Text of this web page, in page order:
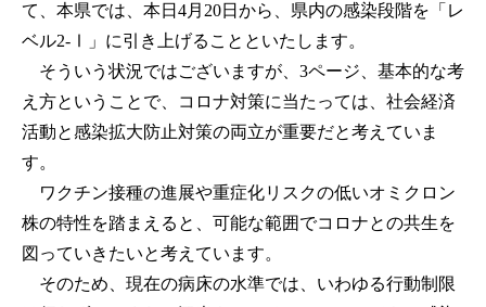
て、本県では、本日4月20日から、県内の感染段階を「レ
ベル2-Ⅰ」に引き上げることといたします。
そういう状況ではございますが、3ページ、基本的な考
え方ということで、コロナ対策に当たっては、社会経済
活動と感染拡大防止対策の両立が重要だと考えていま
す。
ワクチン接種の進展や重症化リスクの低いオミクロン
株の特性を踏まえると、可能な範囲でコロナとの共生を
図っていきたいと考えています。
そのため、現在の病床の水準では、いわゆる行動制限